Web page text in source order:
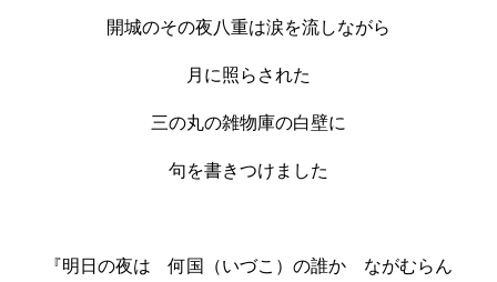
開城のその夜八重は涙を流しながら
月に照らされた
三の丸の雑物庫の白壁に
句を書きつけました
『明日の夜は 何国（いづこ）の誰か ながむらん